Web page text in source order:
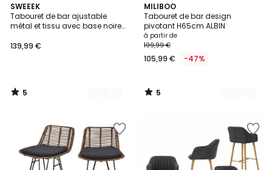
SWEEEK
Tabouret de bar ajustable
métal et tissu avec base noire
139,99 €
5
/
5
3
Couleurs
5
/
MILIBOO
Tabouret de bar design
pivotant H65cm ALBIN
à partir de
199,99 €
105,99 € -47%
5
/
5
2
Couleurs
5
/